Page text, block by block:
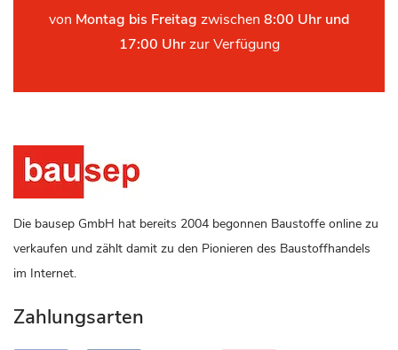
von Montag bis Freitag zwischen 8:00 Uhr und
17:00 Uhrzur Verfügung
Die bausep GmbH hat bereits 2004 begonnen Baustoffe online zu
verkaufen und zählt damit zu den Pionieren des Baustoffhandels
im Internet.
Zahlungsarten